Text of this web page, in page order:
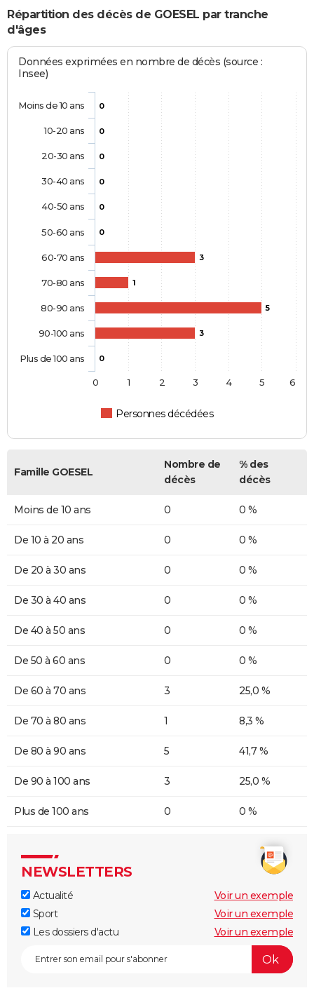
Répartition des décès de GOESEL par tranche
d'âges
Données exprimées en nombre de décès (source :
Insee)
0
0
0
0
0
0
3
1
5
3
0
Personnes décédées
Moins de 10 ans
10-20 ans
20-30 ans
30-40 ans
40-50 ans
50-60 ans
60-70 ans
70-80 ans
80-90 ans
90-100 ans
Plus de 100 ans
0 1 2 3 4 5 6
Famille GOESEL
Nombre de
décès
% des
décès
Moins de 10 ans 0 0 %
De 10 à 20 ans 0 0 %
De 20 à 30 ans 0 0 %
De 30 à 40 ans 0 0 %
De 40 à 50 ans 0 0 %
De 50 à 60 ans 0 0 %
De 60 à 70 ans 3 25,0 %
De 70 à 80 ans 1 8,3 %
De 80 à 90 ans 5 41,7 %
De 90 à 100 ans 3 25,0 %
Plus de 100 ans 0 0 %
NEWSLETTERS
Actualité
Voir un exemple
Sport
Voir un exemple
Les dossiers d'actu
Voir un exemple